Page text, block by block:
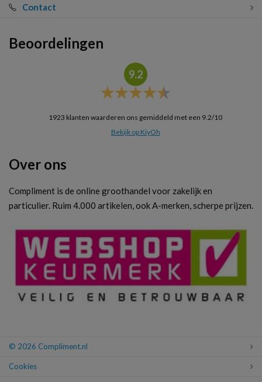
Contact
Beoordelingen
9.2
1923 klanten waarderen ons gemiddeld met een 9.2/10
Bekijk op KiyOh
Over ons
Compliment is de online groothandel voor zakelijk en
particulier. Ruim 4.000 artikelen, ook A-merken, scherpe prijzen.
© 2026 Compliment.nl
Cookies